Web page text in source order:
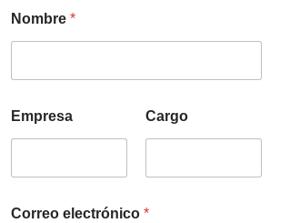
Nombre *
Empresa Cargo
Correo electrónico *